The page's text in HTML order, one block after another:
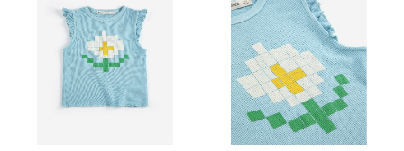
Lancelot
Kids